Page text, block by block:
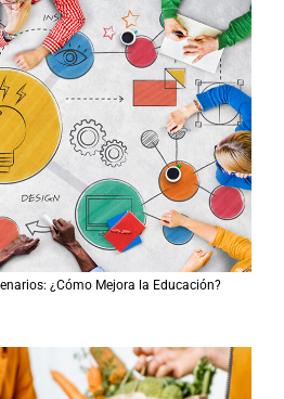
¿Cómo Mejora la Educación?